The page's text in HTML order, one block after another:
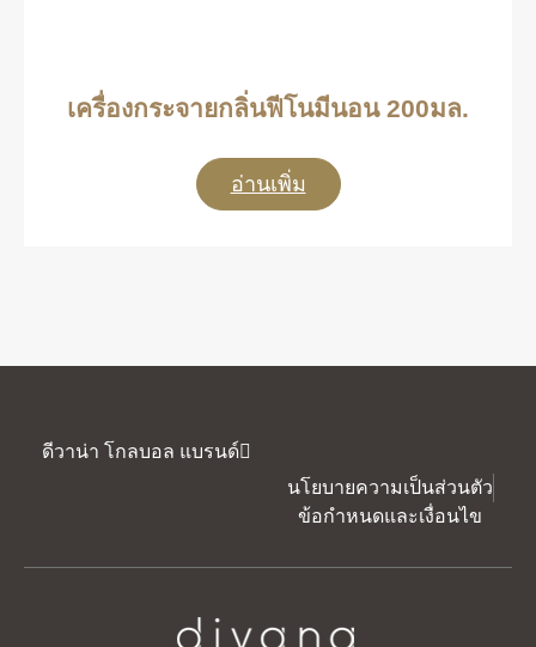
เครื่องกระจายกลิ่นฟีโนมีนอน 200มล.
อ่านเพิ่ม
ดีวาน่า โกลบอล แบรนด์
นโยบายความเป็นส่วนตัว
ข้อกำหนดและเงื่อนไข